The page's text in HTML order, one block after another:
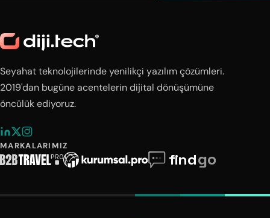
Seyahat teknolojilerinde yenilikçi yazılım çözümleri.
2019'dan bugüne acentelerin dijital dönüşümüne
öncülük ediyoruz.
MARKALARIMIZ